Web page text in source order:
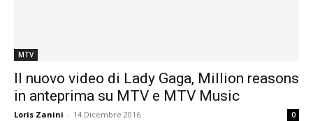
MTV
Il nuovo video di Lady Gaga, Million reasons
in anteprima su MTV e MTV Music
Loris Zanini - 14 Dicembre 2016 0